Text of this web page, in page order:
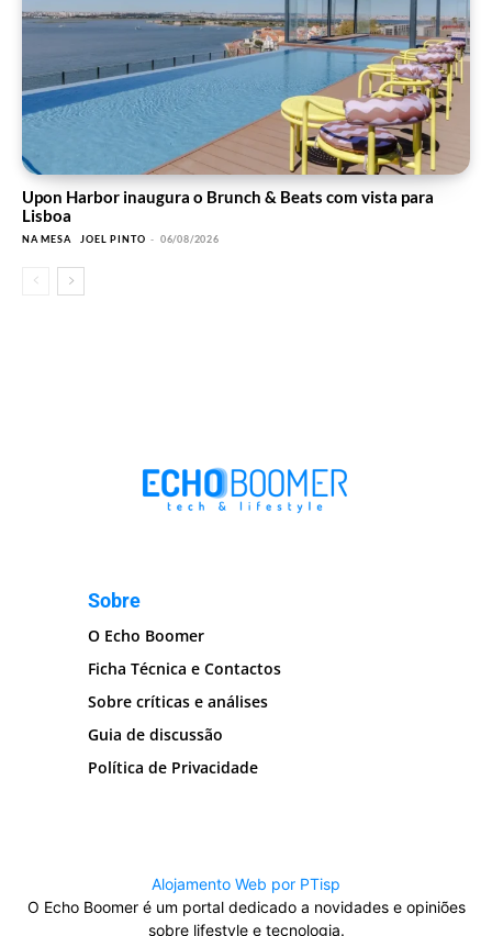
Upon Harbor inaugura o Brunch & Beats com vista para
Lisboa
NA MESA JOEL PINTO - 06/08/2026
Sobre
O Echo Boomer
Ficha Técnica e Contactos
Sobre críticas e análises
Guia de discussão
Política de Privacidade
Alojamento Web por PTisp
O Echo Boomer é um portal dedicado a novidades e opiniões
sobre lifestyle e tecnologia.